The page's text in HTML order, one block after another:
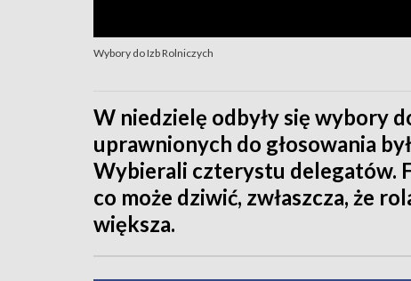
Wybory do Izb Rolniczych
W niedzielę odbyły się wybory
uprawnionych do głosowania
Wybierali czterystu delegatów.
co może dziwić, zwłaszcza, że
większa.